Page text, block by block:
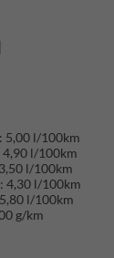
5,00 l/100km
4,90 l/100km
3,50 l/100km
4,30 l/100km
5,80 l/100km
g/km